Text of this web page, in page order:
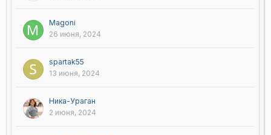
Magoni
26 июня, 2024
spartak55
13 июня, 2024
Ника-Ураган
2 июня, 2024